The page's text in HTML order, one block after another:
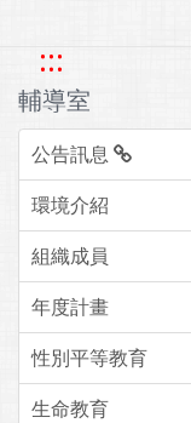
:::
輔導室
公告訊息
環境介紹
組織成員
年度計畫
性別平等教育
生命教育